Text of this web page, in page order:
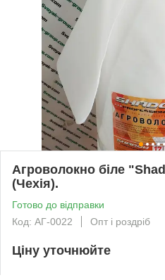
Агроволокно біле
(Чехія).
Готово до відправки
Код: АГ-0022
Опт і роздріб
Ціну уточнюйте